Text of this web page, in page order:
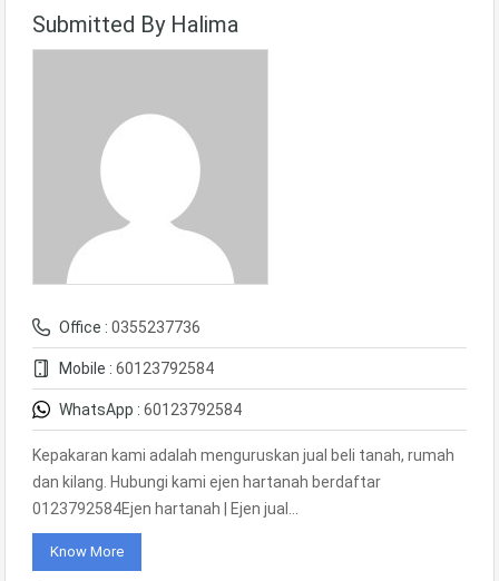
Submitted By Halima
Office : 0355237736
Mobile : 60123792584
WhatsApp : 60123792584
Kepakaran kami adalah menguruskan jual beli tanah, rumah
dan kilang. Hubungi kami ejen hartanah berdaftar
0123792584Ejen hartanah | Ejen jual…
Know More